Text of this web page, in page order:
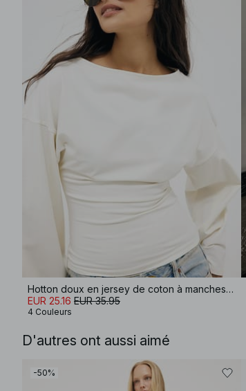
Hotton doux en jersey de coton à manches larges
EUR 25.16 EUR 35.95
4 Couleurs
D'autres ont aussi aimé
-50%